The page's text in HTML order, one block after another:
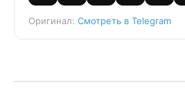
Оригинал: Смотреть в Telegram